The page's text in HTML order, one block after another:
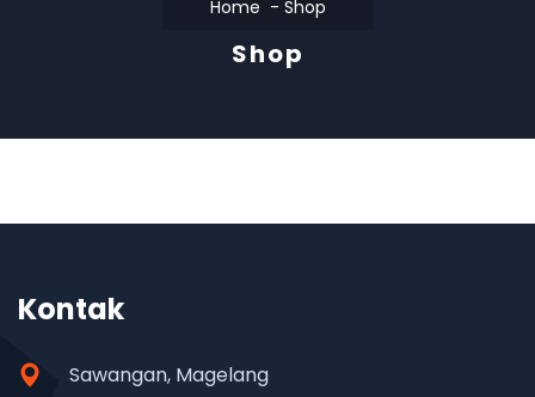
Home Shop
Shop
Kontak
Sawangan, Magelang